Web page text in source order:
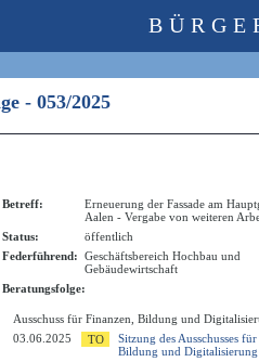
- 053/2025
Betreff:
Erneuerung der Fassade am
Aalen - Vergabe von weiteren
Status:
öffentlich
Federführend: Geschäftsbereich Hochbau und
Gebäudewirtschaft
Beratungsfolge:
Ausschuss für Finanzen, Bildung und
03.06.2025
Sitzung des Ausschusses
Bildung und Digitalisierung